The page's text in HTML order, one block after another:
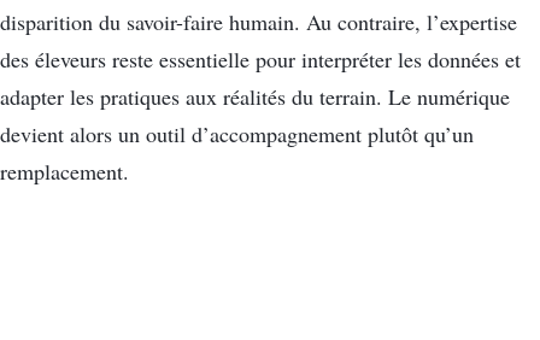
disparition du savoir-faire humain. Au contraire, l’expertise
des éleveurs reste essentielle pour interpréter les données et
adapter les pratiques aux réalités du terrain. Le numérique
devient alors un outil d’accompagnement plutôt qu’un
remplacement.